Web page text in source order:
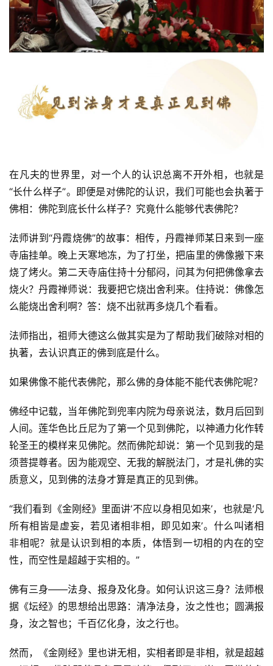
提
专
题
益
慈
教
人
物
寺
院
巡
礼
频
录
佛
教
艺
术
策
法
规
免
责
声
明
登录 注册
在凡夫的世界里，对一个人的认识总离不开外相，也就是
“长什么样子”。即便是对佛陀的认识，我们可能也会执著于
佛相：佛陀到底长什么样子？究竟什么能够代表佛陀？
法师讲到“丹霞烧佛”的故事：相传，丹霞禅师某日来到一座
寺庙挂单。晚上天寒地冻，为了打坐，把庙里的佛像搬下来
烧了烤火。第二天寺庙住持十分郁闷，问其为何把佛像拿去
烧火？丹霞禅师说：我要把它烧出舍利来。住持说：佛像怎
么能烧出舍利啊？答：烧不出就再多烧几个看看。
法师指出，祖师大德这么做其实是为了帮助我们破除对相的
执著，去认识真正的佛到底是什么。
如果佛像不能代表佛陀，那么佛的身体能不能代表佛陀呢？
佛经中记载，当年佛陀到兜率内院为母亲说法，数月后回到
人间。莲华色比丘尼为了第一个见到佛陀，以神通力化作转
轮圣王的模样来见佛陀。然而佛陀却说：第一个见到我的是
须菩提尊者。因为能观空、无我的解脱法门，才是礼佛的实
质意义，见到佛的法身才算是真正的见到佛。
“我们看到《金刚经》里面讲‘不应以身相见如来’，也就是‘凡
所有相皆是虚妄，若见诸相非相，即见如来’。什么叫诸相
非相呢？就是认识到相的本质，体悟到一切相的内在的空
性，而空性是超越于实相的。”
佛有三身——法身、报身及化身。如何认识这三身？法师根
据《坛经》的思想给出思路：清净法身，汝之性也；圆满报
身，汝之智也；千百亿化身，汝之行也。
然而，《金刚经》里也讲无相，实相者即是非相，就是超越